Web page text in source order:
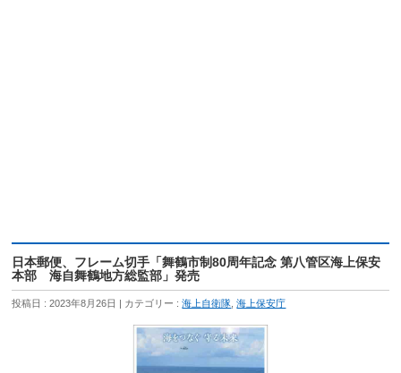
日本郵便、フレーム切手「舞鶴市制80周年記念 第八管区海上保安
本部 海自舞鶴地方総監部」発売
投稿日 : 2023年8月26日 カテゴリー :海上自衛隊 ,海上保安庁